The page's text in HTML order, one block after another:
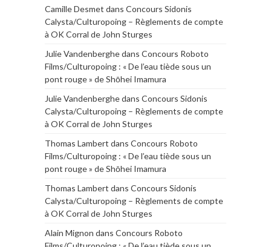
Camille Desmet dans Concours Sidonis
Calysta/Culturopoing – Règlements de compte
à OK Corral de John Sturges
Julie Vandenberghedans Concours Roboto
Films/Culturopoing : « De l’eau tiède sous un
pont rouge » de Shōhei Imamura
Julie Vandenberghedans Concours Sidonis
Calysta/Culturopoing – Règlements de compte
à OK Corral de John Sturges
Thomas Lambert dans Concours Roboto
Films/Culturopoing : « De l’eau tiède sous un
pont rouge » de Shōhei Imamura
Thomas Lambert dans Concours Sidonis
Calysta/Culturopoing – Règlements de compte
à OK Corral de John Sturges
Alain Mignon dans Concours Roboto